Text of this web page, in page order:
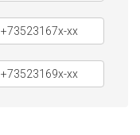
+73523167x-xx
+73523169x-xx